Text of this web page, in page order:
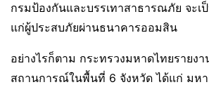
กรมป้องกันและบรรเทาสาธารณภัย จะเ
แก่ผู้ประสบภัยผ่านธนาคารออมสิน
อย่างไรก็ตาม กระทรวงมหาดไทยรายง
สถานการณ์ในพื้นที่ 6 จังหวัด ได้แก่ มห